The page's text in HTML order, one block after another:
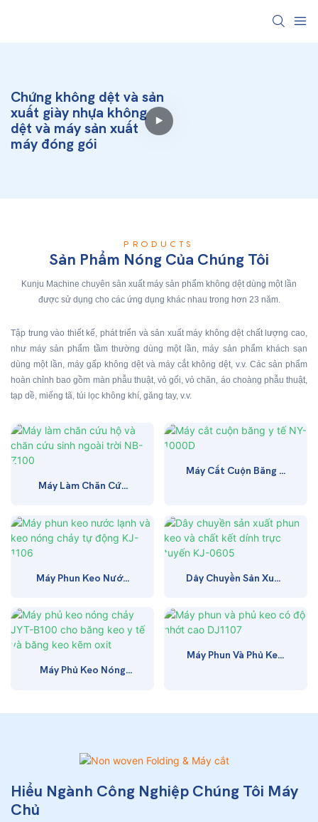
Chứng không dệt và sản
xuất giày nhựa không
dệt và máy sản xuất
máy đóng gói
PRODUCTS
Sản Phẩm Nóng Của Chúng Tôi
Kunju Machine chuyên sản xuất máy sản phẩm không dệt dùng một lần
được sử dụng cho các ứng dụng khác nhau trong hơn 23 năm.
Tập trung vào thiết kế, phát triển và sản xuất máy không dệt chất lượng cao,
như máy sản phẩm tầm thường dùng một lần, máy sản phẩm khách sạn
dùng một lần, máy gấp không dệt và máy cắt không dệt, v.v. Các sản phẩm
hoàn chỉnh bao gồm màn phẫu thuật, vỏ gối, vỏ chăn, áo choàng phẫu thuật,
tạp dề, miếng tã, túi lọc không khí, găng tay, v.v.
Máy Làm Chăn Cứu
Máy Cắt Cuộn Băng Y
Máy Phun Keo Nước
Chảy Tự Động KJ-
1106
Dây Chuyền Sản Xuất
Kết Dính Trực Tuyến
KJ-0605
Máy Phủ Keo Nóng
Băng Keo Kẽm Oxit
Máy Phun Và Phủ Keo
Hiểu Ngành Công Nghiệp Chúng Tôi Máy
Chủ